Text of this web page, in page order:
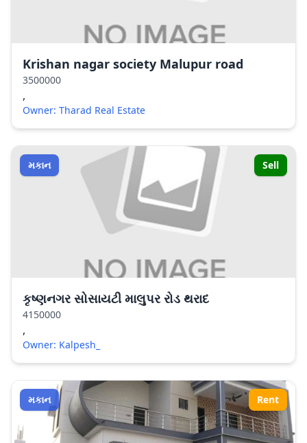
Krishan nagar society Malupur road
3500000
,
Owner: Tharad Real Estate
મકાન Sell
કૃષ્ણનગર સોસાયટી માલુપર રોડ થરાદ
4150000
,
Owner: Kalpesh_
મકાન Rent